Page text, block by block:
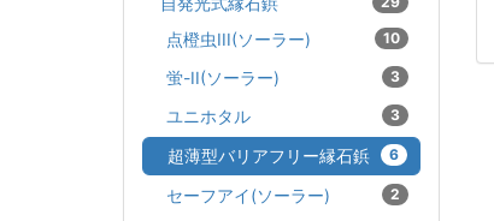
点橙虫III(ソーラー) 10
蛍-II(ソーラー) 3
ユニホタル 3
超薄型バリアフリー縁石鋲 6
セーフアイ(ソーラー) 2